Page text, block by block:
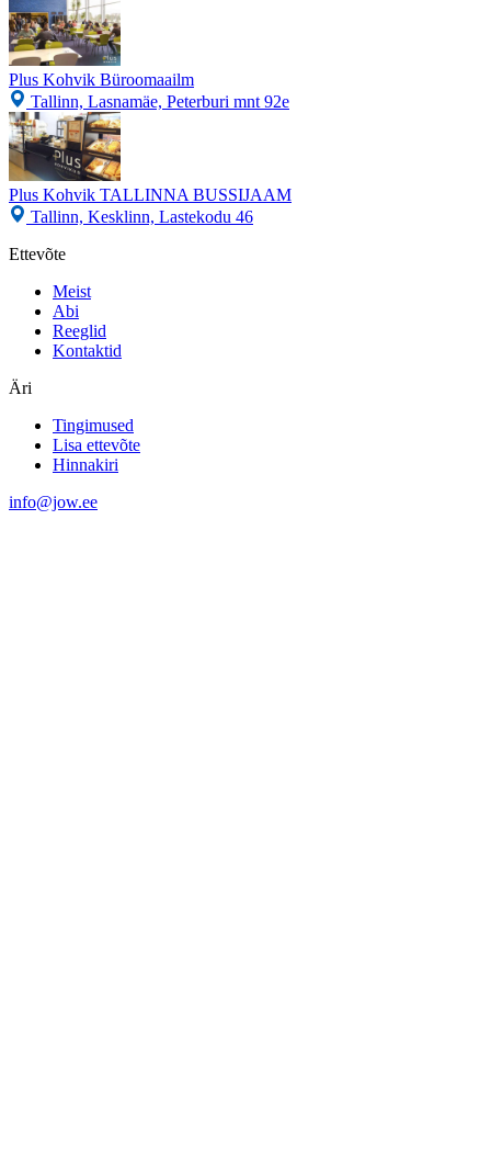
Plus Kohvik Büroomaailm
Tallinn, Lasnamäe, Peterburi mnt 92e
Plus Kohvik TALLINNA BUSSIJAAM
Tallinn, Kesklinn, Lastekodu 46
Ettevõte
Meist
Abi
Reeglid
Kontaktid
Äri
Tingimused
Lisa ettevõte
Hinnakiri
info@jow.ee